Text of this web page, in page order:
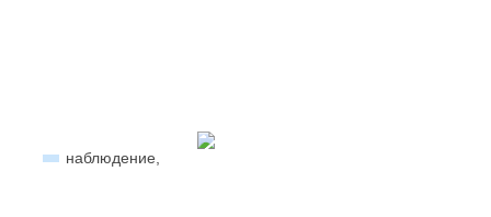
наблюдение,